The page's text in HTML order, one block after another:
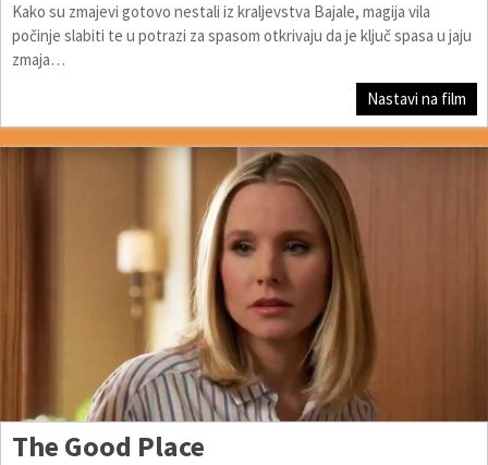
Kako su zmajevi gotovo nestali iz kraljevstva Bajale, magija vila
počinje slabiti te u potrazi za spasom otkrivaju da je ključ spasa u jaju
zmaja…
Nastavi na film
The Good Place